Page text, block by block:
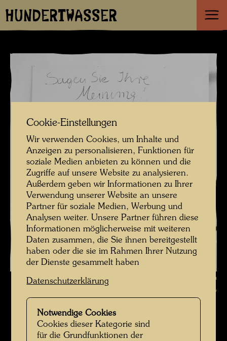
HUNDERTWASSER
Feedback Bogen zu Hundertwassers Architekturvorschlägen in "Wünsch
dir was" , Fotograf: Unbekannt Unknown © Hundertwasser Archiv
Hundertwasser in den 1970er-Jahren
Bildergalerie öffnen
Cookie-Einstellungen
Wir verwenden Cookies, um Inhalte und
Anzeigen zu personalisieren, Funktionen für
soziale Medien anbieten zu können und die
Zugriffe auf unsere Website zu analysieren.
Außerdem geben wir Informationen zu Ihrer
Verwendung unserer Website an unsere
Partner für soziale Medien, Werbung und
Analysen weiter. Unsere Partner führen diese
Informationen möglicherweise mit weiteren
Daten zusammen, die Sie ihnen bereitgestellt
haben oder die sie im Rahmen Ihrer Nutzung
der Dienste gesammelt haben
Datenschutzerklärung
Notwendige Cookies
Cookies dieser Kategorie sind
für die Grundfunktionen der